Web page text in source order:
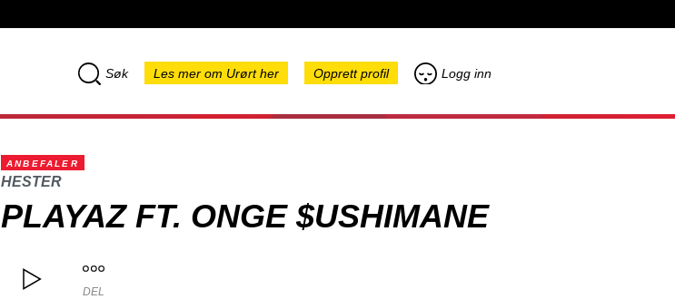
Søk Les mer om Urørt her Opprett profil Logg inn
ANBEFALER
HESTER
PLAYAZ FT. ONGE $USHIMANE
DEL